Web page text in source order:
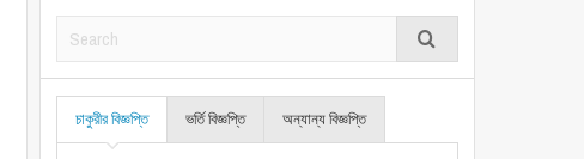
চাকুরীর বিজ্ঞপ্তি ভর্তি বিজ্ঞপ্তি অন্যান্য বিজ্ঞপ্তি